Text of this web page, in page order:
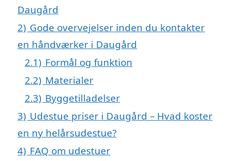
Daugård
2) Gode overvejelser inden du kontakter
en håndværker i Daugård
2.1) Formål og funktion
2.2) Materialer
2.3) Byggetilladelser
3) Udestue priser i Daugård – Hvad koster
en ny helårsudestue?
4) FAQ om udestuer